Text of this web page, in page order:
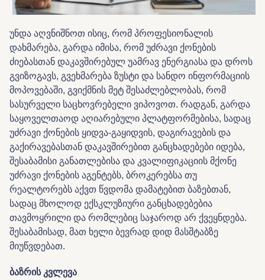
უნდა აღვნიშნოთ ისიც, რომ პროფესიონალის
დახმარება, გარდა იმისა, რომ უძრავი ქონების
ძიებასთან დაკავშირებულ უამრავ ენერგიასა და დროს
გვიზოგავს, გვეხმარება ზუსტი და სანდო ინფორმაციის
მოპოვებაში, გვიქმნის მეტ შესაძლებლობას, რომ
სასურველი საცხოვრებელი ვიპოვოთ. რადგან, გარდა
საყოველთაოდ აღიარებული პლატფორმებისა, სადაც
უძრავი ქონების ყიდვა-გაყიდვის, დაგირავების და
გაქირავებასთან დაკავშირებით განცხადებები იდება,
შესაბამისი განათლებისა და კვალიფიკაციის მქონე
უძრავი ქონების აგენტებს, ბროკერებსა თუ
რეალტორებს აქვთ წვდომა დამატებით ბაზებთან,
სადაც მხოლოდ ექსკლუზიური განცხადებებია
თავმოყრილი და რომლებიც საჯაროდ არ ქვეყნდება.
შესაბამისად, მათ ხელი ბევრად დიდ მასშტაბზე
მიუწვდებათ.
ბაზრის კვლევა